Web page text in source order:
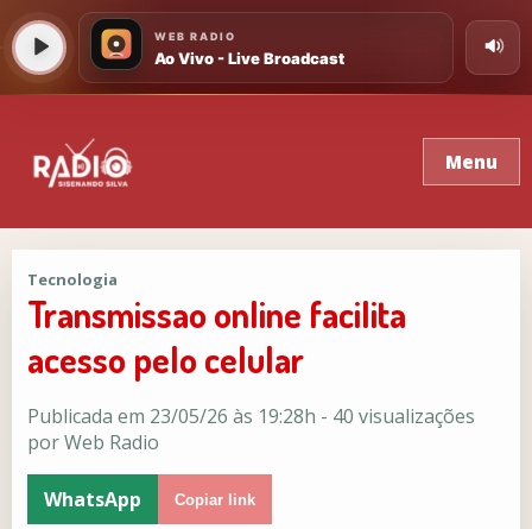
Menu
Tecnologia
Transmissao online facilita
acesso pelo celular
Publicada em 23/05/26 às 19:28h - 40 visualizações
por Web Radio
WhatsApp Copiar link